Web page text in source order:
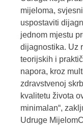
mijeloma,
uspostaviti
jednom mjestu
dijagnostika. Uz
teorijskih i
napora, kroz
zdravstvenoj
kvalitetu života
minimalan“,
Udruge